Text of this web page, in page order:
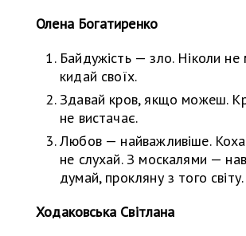
Олена Богатиренко
Байдужість — зло. Ніколи не
кидай своїх.
Здавай кров, якщо можеш.
не вистачає.
Любов — найважливіше.
не слухай. З москалями —
думай, прокляну з того світу.
Ходаковська Світлана